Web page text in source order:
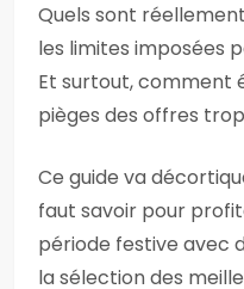
Quels sont
les limites imposées
Et surtout, comment
pièges des offres
Ce guide va
faut savoir pour
période festive avec
la sélection des